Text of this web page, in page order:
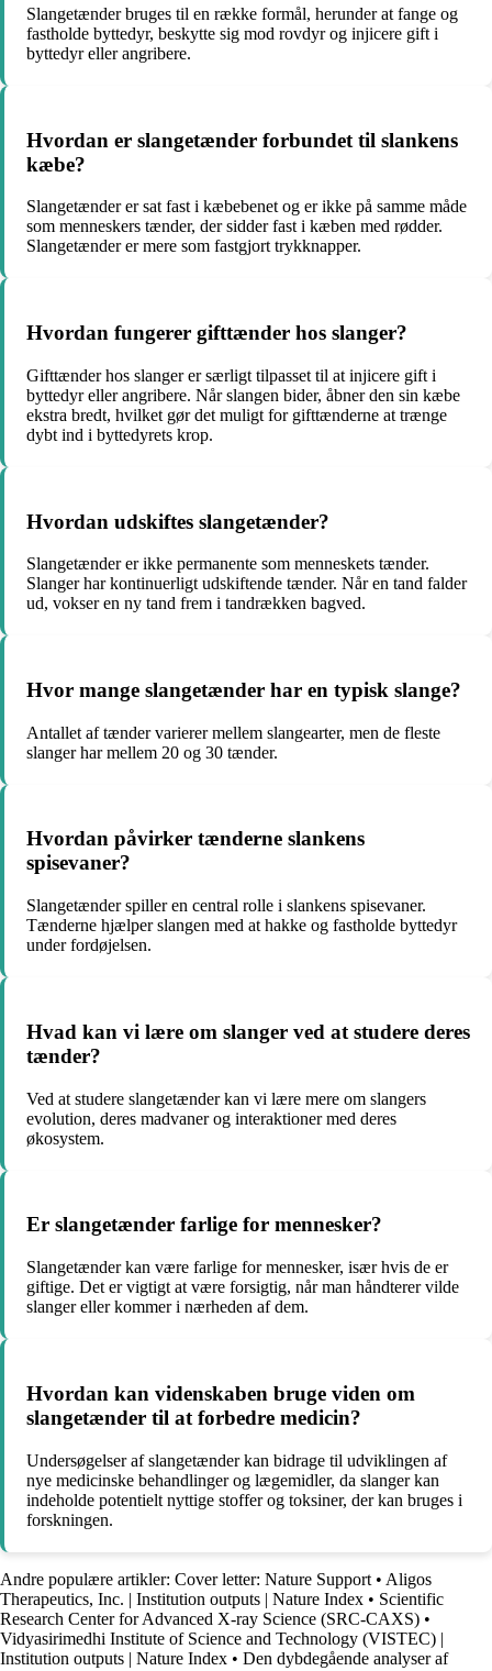
Slangetænder bruges til en række formål, herunder at fange og
fastholde byttedyr, beskytte sig mod rovdyr og injicere gift i
byttedyr eller angribere.
Hvordan er slangetænder forbundet til slankens
kæbe?
Slangetænder er sat fast i kæbebenet og er ikke på samme måde
som menneskers tænder, der sidder fast i kæben med rødder.
Slangetænder er mere som fastgjort trykknapper.
Hvordan fungerer gifttænder hos slanger?
Gifttænder hos slanger er særligt tilpasset til at injicere gift i
byttedyr eller angribere. Når slangen bider, åbner den sin kæbe
ekstra bredt, hvilket gør det muligt for gifttænderne at trænge
dybt ind i byttedyrets krop.
Hvordan udskiftes slangetænder?
Slangetænder er ikke permanente som menneskets tænder.
Slanger har kontinuerligt udskiftende tænder. Når en tand falder
ud, vokser en ny tand frem i tandrækken bagved.
Hvor mange slangetænder har en typisk slange?
Antallet af tænder varierer mellem slangearter, men de fleste
slanger har mellem 20 og 30 tænder.
Hvordan påvirker tænderne slankens
spisevaner?
Slangetænder spiller en central rolle i slankens spisevaner.
Tænderne hjælper slangen med at hakke og fastholde byttedyr
under fordøjelsen.
Hvad kan vi lære om slanger ved at studere deres
tænder?
Ved at studere slangetænder kan vi lære mere om slangers
evolution, deres madvaner og interaktioner med deres
økosystem.
Er slangetænder farlige for mennesker?
Slangetænder kan være farlige for mennesker, især hvis de er
giftige. Det er vigtigt at være forsigtig, når man håndterer vilde
slanger eller kommer i nærheden af dem.
Hvordan kan videnskaben bruge viden om
slangetænder til at forbedre medicin?
Undersøgelser af slangetænder kan bidrage til udviklingen af ​​
nye medicinske behandlinger og lægemidler, da slanger kan
indeholde potentielt nyttige stoffer og toksiner, der kan bruges i
forskningen.
Andre populære artikler: Cover letter: Nature Support • Aligos
Therapeutics, Inc. | Institution outputs | Nature Index • Scientific
Research Center for Advanced X-ray Science (SRC-CAXS) •
Vidyasirimedhi Institute of Science and Technology (VISTEC) |
Institution outputs | Nature Index • Den dybdegående analyser af